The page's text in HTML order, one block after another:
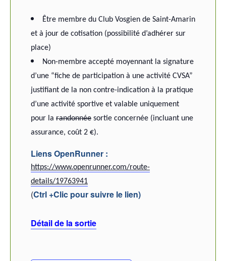
Être membre du Club Vosgien de Saint-Amarin
et à jour de cotisation (possibilité d’adhérer sur
place)
Non-membre accepté moyennant la signature
d’une “fiche de participation à une activité CVSA”
justifiant de la non contre-indication à la pratique
d’une activité sportive et valable uniquement
pour la randonnée sortie concernée (incluant une
assurance, coût 2 €).
Liens OpenRunner :
https://www.openrunner.com/route-
details/19763941
(Ctrl +Clic pour suivre le lien)
Détail de la sortie